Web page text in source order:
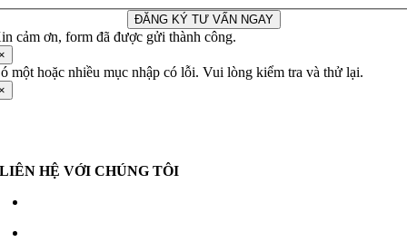
ĐĂNG KÝ TƯ VẤN NGAY
cảm ơn, form đã được gửi thành công.
một hoặc nhiều mục nhập có lỗi. Vui lòng kiểm tra và thử lại.
LIÊN HỆ VỚI CHÚNG TÔI